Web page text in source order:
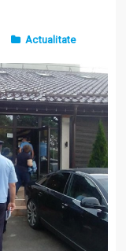
Actualitate